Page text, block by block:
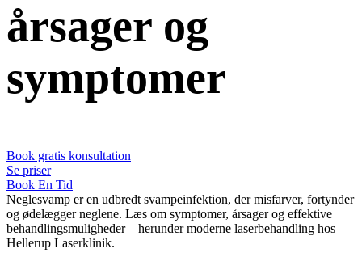
årsager og
symptomer
Book gratis konsultation
Se priser
Book En Tid
Neglesvamp er en udbredt svampeinfektion, der misfarver, fortynder
og ødelægger neglene. Læs om symptomer, årsager og effektive
behandlingsmuligheder – herunder moderne laserbehandling hos
Hellerup Laserklinik.